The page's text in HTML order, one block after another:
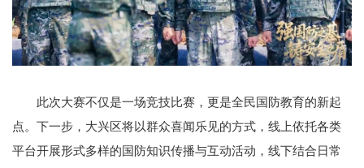
此次大赛不仅是一场竞技比赛，更是全民国防教育的新起
点。下一步，大兴区将以群众喜闻乐见的方式，线上依托各类
平台开展形式多样的国防知识传播与互动活动，线下结合日常